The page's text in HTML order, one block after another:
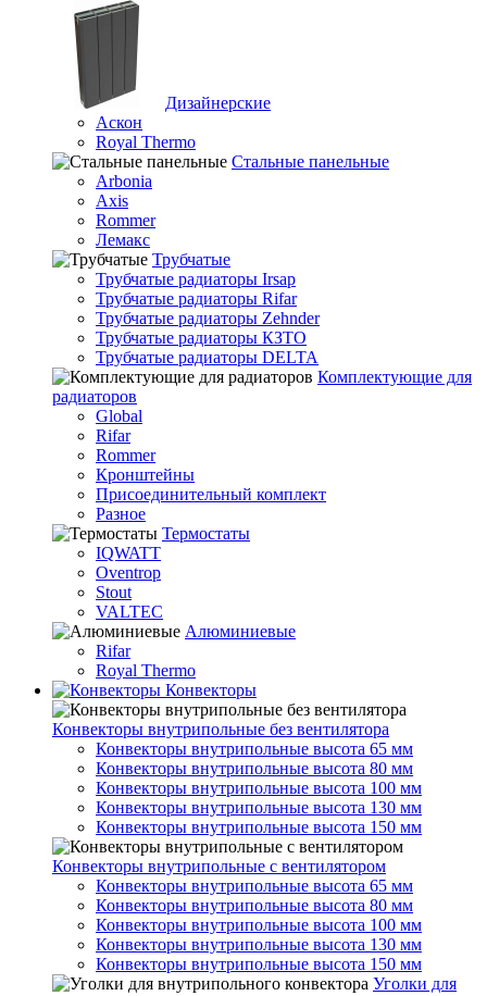
Дизайнерские
Аскон
Royal Thermo
Стальные панельные
Arbonia
Axis
Rommer
Лемакс
Трубчатые
Трубчатые радиаторы Irsap
Трубчатые радиаторы Rifar
Трубчатые радиаторы Zehnder
Трубчатые радиаторы КЗТО
Трубчатые радиаторы DELTA
Комплектующие для
радиаторов
Global
Rifar
Rommer
Кронштейны
Присоединительный комплект
Разное
Термостаты
IQWATT
Oventrop
Stout
VALTEC
Алюминиевые
Rifar
Royal Thermo
Конвекторы
Конвекторы внутрипольные без вентилятора
Конвекторы внутрипольные высота 65 мм
Конвекторы внутрипольные высота 80 мм
Конвекторы внутрипольные высота 100 мм
Конвекторы внутрипольные высота 130 мм
Конвекторы внутрипольные высота 150 мм
Конвекторы внутрипольные с вентилятором
Конвекторы внутрипольные высота 65 мм
Конвекторы внутрипольные высота 80 мм
Конвекторы внутрипольные высота 100 мм
Конвекторы внутрипольные высота 130 мм
Конвекторы внутрипольные высота 150 мм
Уголки для